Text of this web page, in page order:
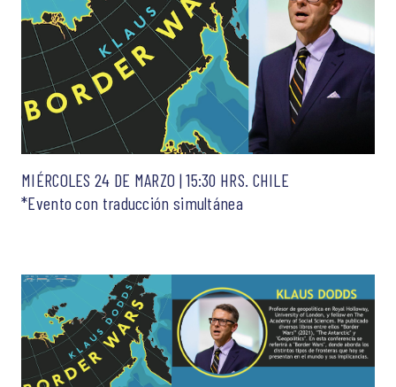
MIÉRCOLES 24 DE MARZO | 15:30 HRS. CHILE
*Evento con traducción simultánea